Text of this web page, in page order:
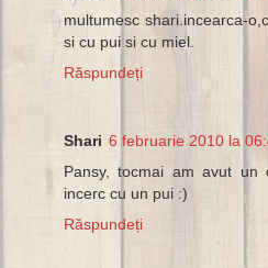
multumesc shari.incearca-
si cu pui si cu miel.
Răspundeți
Shari 6 februarie 2010 la
Pansy, tocmai am avut
incerc cu un pui :)
Răspundeți